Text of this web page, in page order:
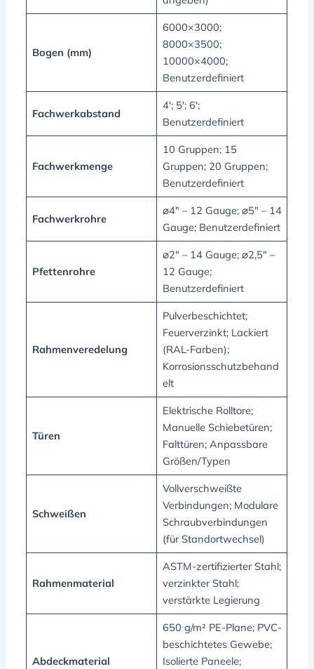
Bogen (mm)
6000×3000;
8000×3500;
10000×4000;
Benutzerdefiniert
Fachwerkabstand
4'; 5'; 6';
Benutzerdefiniert
Fachwerkmenge
10 Gruppen; 15
Gruppen; 20 Gruppen;
Benutzerdefiniert
Fachwerkrohre
⌀4" – 12 Gauge; ⌀5" – 14
Gauge; Benutzerdefiniert
Pfettenrohre
⌀2" – 14 Gauge; ⌀2,5" –
12 Gauge;
Benutzerdefiniert
Rahmenveredelung
Pulverbeschichtet;
Feuerverzinkt; Lackiert
(RAL-Farben);
Korrosionsschutzbehand
elt
Türen
Elektrische Rolltore;
Manuelle Schiebetüren;
Falttüren; Anpassbare
Größen/Typen
Schweißen
Vollverschweißte
Verbindungen; Modulare
Schraubverbindungen
(für Standortwechsel)
Rahmenmaterial
ASTM-zertifizierter Stahl;
verzinkter Stahl;
verstärkte Legierung
Abdeckmaterial
650 g/m² PE-Plane; PVC-
beschichtetes Gewebe;
Isolierte Paneele;